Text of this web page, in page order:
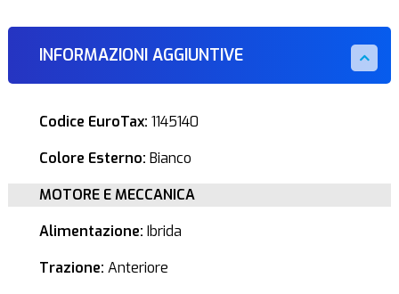
INFORMAZIONI AGGIUNTIVE
Codice EuroTax: 1145140
Colore Esterno: Bianco
MOTORE E MECCANICA
Alimentazione: Ibrida
Trazione: Anteriore